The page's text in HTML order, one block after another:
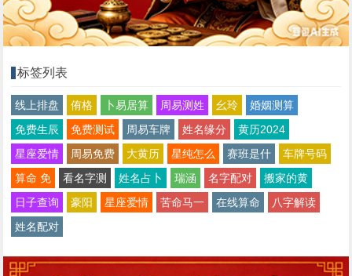
标签列表
线上排盘 侑格 卜易居算 周易测姓 幺玲
婚姻测算
免费生辰
免费测试 周易车牌 姓名缘分
黄历2024
星座爱情
周易免费 大黄历 星纯怎么 赛班是什
车牌号码
算命 免
看名字测 姓名占卜 瑞涵 名字配对
搬家的黄
日子查询
豪阳 星座爱情 苦命马一 在线算命
八字解读
姓名配对